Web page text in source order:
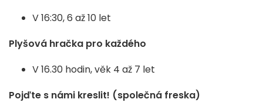
V 16:30, 6 až 10 let
Plyšová hračka pro každého
V 16.30 hodin, věk 4 až 7 let
Pojďte s námi kreslit! (společná freska)